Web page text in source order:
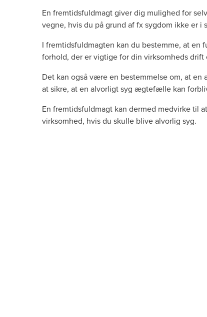
En fremtidsfuldmagt giver dig mulighed for
vegne, hvis du på grund af fx sygdom ikke er
I fremtidsfuldmagten kan du bestemme, at
forhold, der er vigtige for din virksomheds
Det kan også være en bestemmelse om, at
at sikre, at en alvorligt syg ægtefælle kan
En fremtidsfuldmagt kan dermed medvirke til
virksomhed, hvis du skulle blive alvorlig syg.